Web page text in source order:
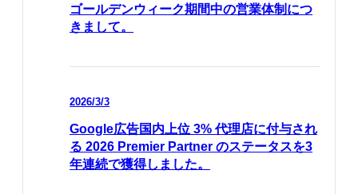
ゴールデンウィーク期間中の営業体制につ
きまして。
2026/3/3
Google広告国内上位 3% 代理店に付与され
る 2026 Premier Partner のステータスを3
年連続で獲得しました。